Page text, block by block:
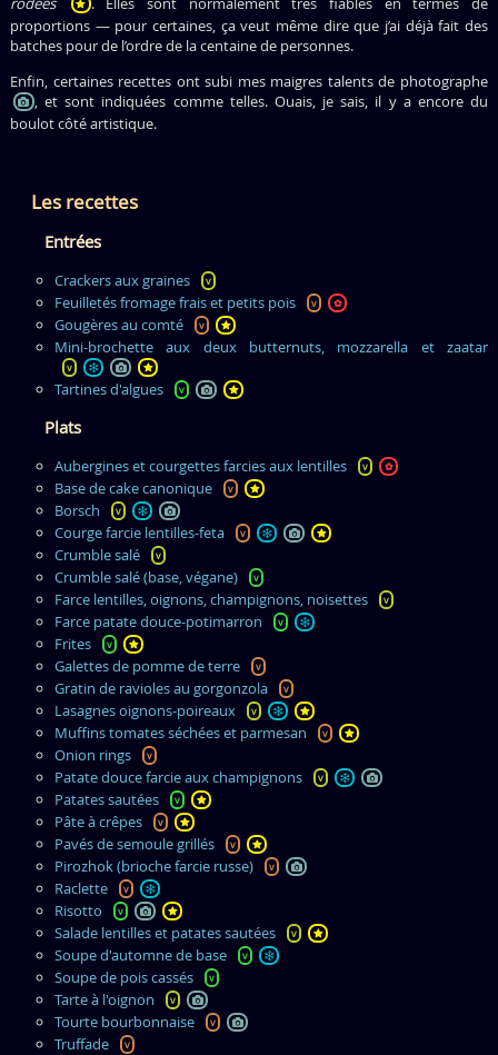
proportions — pour certaines, ça veut même dire que j’ai déjà fait des
batches pour de l’ordre de la centaine de personnes.
Enfin, certaines recettes ont subi mes maigres talents de photographe
, et sont indiquées comme telles. Ouais, je sais, il y a encore du
boulot côté artistique.
Les recettes
Entrées
Crackers aux graines v
Feuilletés fromage frais et petits pois v ✿
Gougères au comté v
Mini-brochette aux deux butternuts, mozzarella et zaatar
v
Tartines d'algues v
Plats
Aubergines et courgettes farcies aux lentilles v ✿
Base de cake canonique v
Borsch v
Courge farcie lentilles-feta v
Crumble salé v
Crumble salé (base, végane) v
Farce lentilles, oignons, champignons, noisettes v
Farce patate douce-potimarron v
Frites v
Galettes de pomme de terre v
Gratin de ravioles au gorgonzola v
Lasagnes oignons-poireaux v
Muffins tomates séchées et parmesan v
Onion rings v
Patate douce farcie aux champignons v
Patates sautées v
Pâte à crêpes v
Pavés de semoule grillés v
Pirozhok (brioche farcie russe) v
Raclette v
Risotto v
Salade lentilles et patates sautées v
Soupe d'automne de base v
Soupe de pois cassés v
Tarte à l'oignon v
Tourte bourbonnaise v
Truffade v